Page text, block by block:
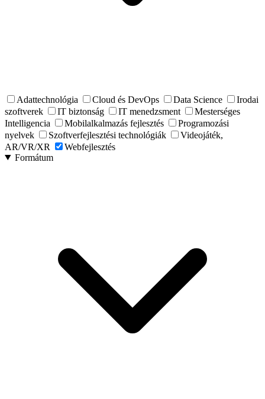
Adattechnológia Cloud és DevOps Data Science
Irodai
szoftverek
IT biztonság IT menedzsment
Mesterséges
Intelligencia
Mobilalkalmazás fejlesztés
Programozási
nyelvek
Szoftverfejlesztési technológiák
Videojáték,
AR/VR/XR
Webfejlesztés
Formátum